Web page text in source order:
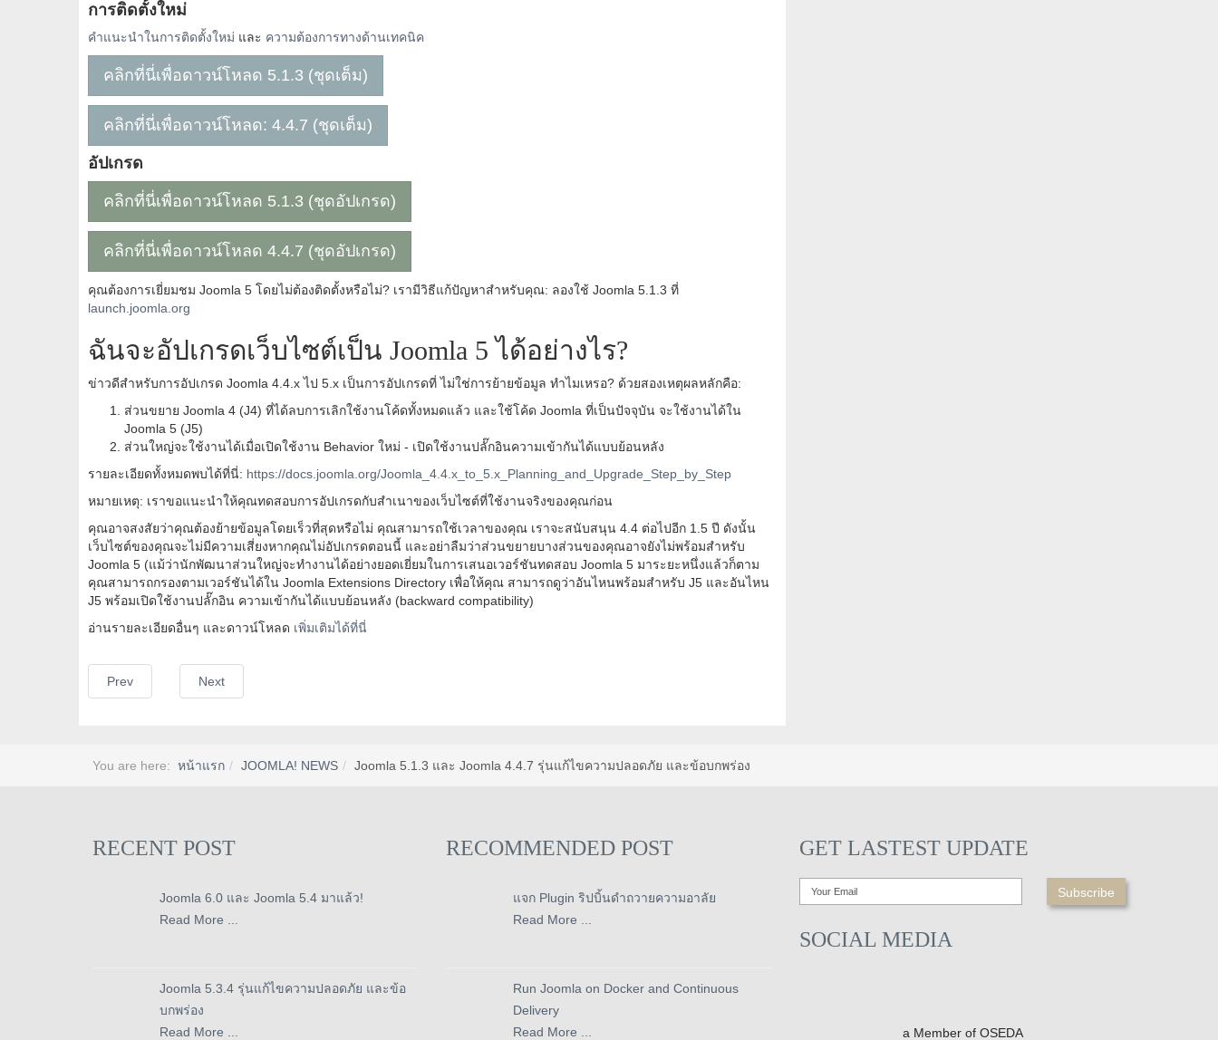
การติดตั้งใหม่
คำแนะนำในการติดตั้งใหม่ และ ความต้องการทางด้านเทคนิค
คลิกที่นี่เพื่อดาวน์โหลด 5.1.3 (ชุดเต็ม)
คลิกที่นี่เพื่อดาวน์โหลด: 4.4.7 (ชุดเต็ม)
อัปเกรด
คลิกที่นี่เพื่อดาวน์โหลด 5.1.3 (ชุดอัปเกรด)
คลิกที่นี่เพื่อดาวน์โหลด 4.4.7 (ชุดอัปเกรด)
คุณต้องการเยี่ยมชม Joomla 5 โดยไม่ต้องติดตั้งหรือไม่? เรามีวิธีแก้ปัญหาสำหรับคุณ: ลองใช้ Joomla 5.1.3 ที่
launch.joomla.org
ฉันจะอัปเกรดเว็บไซต์เป็น Joomla 5 ได้อย่างไร?
ข่าวดีสำหรับการอัปเกรด Joomla 4.4.x ไป 5.x เป็นการอัปเกรดที่ ไม่ใช่การย้ายข้อมูล ทำไมเหรอ? ด้วยสองเหตุผลหลักคือ:
ส่วนขยาย Joomla 4 (J4) ที่ได้ลบการเลิกใช้งานโค้ดทั้งหมดแล้ว และใช้โค้ด Joomla ที่เป็นปัจจุบัน จะใช้งานได้ใน
Joomla 5 (J5)
ส่วนใหญ่จะใช้งานได้เมื่อเปิดใช้งาน Behavior ใหม่ - เปิดใช้งานปลั๊กอินความเข้ากันได้แบบย้อนหลัง
รายละเอียดทั้งหมดพบได้ที่นี่: https://docs.joomla.org/Joomla_4.4.x_to_5.x_Planning_and_Upgrade_Step_by_Step
หมายเหตุ: เราขอแนะนำให้คุณทดสอบการอัปเกรดกับสำเนาของเว็บไซต์ที่ใช้งานจริงของคุณก่อน
คุณอาจสงสัยว่าคุณต้องย้ายข้อมูลโดยเร็วที่สุดหรือไม่ คุณสามารถใช้เวลาของคุณ เราจะสนับสนุน 4.4 ต่อไปอีก 1.5 ปี ดังนั้น
เว็บไซต์ของคุณจะไม่มีความเสี่ยงหากคุณไม่อัปเกรดตอนนี้ และอย่าลืมว่าส่วนขยายบางส่วนของคุณอาจยังไม่พร้อมสำหรับ
Joomla 5 (แม้ว่านักพัฒนาส่วนใหญ่จะทำงานได้อย่างยอดเยี่ยมในการเสนอเวอร์ชันทดสอบ Joomla 5 มาระยะหนึ่งแล้วก็ตาม
คุณสามารถกรองตามเวอร์ชันได้ใน Joomla Extensions Directory เพื่อให้คุณ สามารถดูว่าอันไหนพร้อมสำหรับ J5 และอันไหน
J5 พร้อมเปิดใช้งานปลั๊กอิน ความเข้ากันได้แบบย้อนหลัง (backward compatibility)
อ่านรายละเอียดอื่นๆ และดาวน์โหลด เพิ่มเติมได้ที่นี่
Prev Next
You are here: หน้าแรก JOOMLA! NEWS Joomla 5.1.3 และ Joomla 4.4.7 รุ่นแก้ไขความปลอดภัย และข้อบกพร่อง
RECENT POST
Joomla 6.0 และ Joomla 5.4 มาแล้ว!
Read More ...
Joomla 5.3.4 รุ่นแก้ไขความปลอดภัย และข้อ
บกพร่อง
Read More ...
RECOMMENDED POST
แจก Plugin ริปบิ้นดำถวายความอาลัย
Read More ...
Run Joomla on Docker and Continuous
Delivery
Read More ...
GET LASTEST UPDATE
SOCIAL MEDIA
a Member of OSEDA